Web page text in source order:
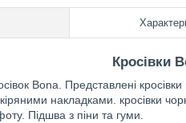
Кросівки
Bona. Представлені
накладками. кросівки
Підшва з піни та гуми.